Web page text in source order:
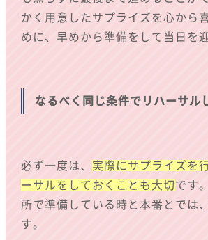
かく用意したサプライズを心から
めに、早めから準備をして当日を
なるべく同じ条件でリハーサル
必ず一度は、 実際にサプライズを
ーサルをしておくことも大切です
所で準備している時と本番とでは
す。